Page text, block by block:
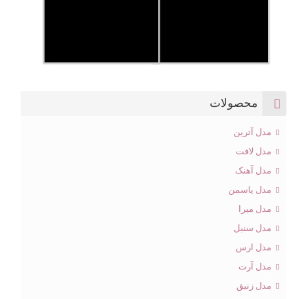
محصولات
مدل آترین
مدل لافت
مدل آهنک
مدل یاسمن
مدل میرا
مدل سنبل
مدل ارس
مدل آرت
مدل زنبق